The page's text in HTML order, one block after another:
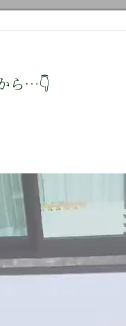
ら…👇